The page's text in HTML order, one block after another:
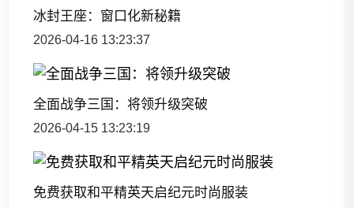
冰封王座：窗口化新秘籍
2026-04-16 13:23:37
全面战争三国：将领升级突破
2026-04-15 13:23:19
免费获取和平精英天启纪元时尚服装